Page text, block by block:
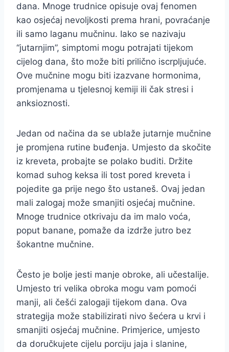
dana. Mnoge trudnice opisuje ovaj fenomen
kao osjećaj nevoljkosti prema hrani, povraćanje
ili samo laganu mučninu. Iako se nazivaju
“jutarnjim”, simptomi mogu potrajati tijekom
cijelog dana, što može biti prilično iscrpljujuće.
Ove mučnine mogu biti izazvane hormonima,
promjenama u tjelesnoj kemiji ili čak stresi i
anksioznosti.
Jedan od načina da se ublaže jutarnje mučnine
je promjena rutine buđenja. Umjesto da skočite
iz kreveta, probajte se polako buditi. Držite
komad suhog keksa ili tost pored kreveta i
pojedite ga prije nego što ustaneš. Ovaj jedan
mali zalogaj može smanjiti osjećaj mučnine.
Mnoge trudnice otkrivaju da im malo voća,
poput banane, pomaže da izdrže jutro bez
šokantne mučnine.
Često je bolje jesti manje obroke, ali učestalije.
Umjesto tri velika obroka mogu vam pomoći
manji, ali češći zalogaji tijekom dana. Ova
strategija može stabilizirati nivo šećera u krvi i
smanjiti osjećaj mučnine. Primjerice, umjesto
da doručkujete cijelu porciju jaja i slanine,